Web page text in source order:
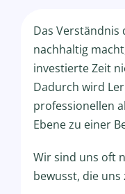
Das Verständnis
nachhaltig
investierte Zeit
Dadurch wird
professionellen
Ebene zu einer
Wir sind uns oft
bewusst, die